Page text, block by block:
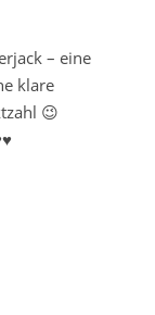
– eine
klare
😉